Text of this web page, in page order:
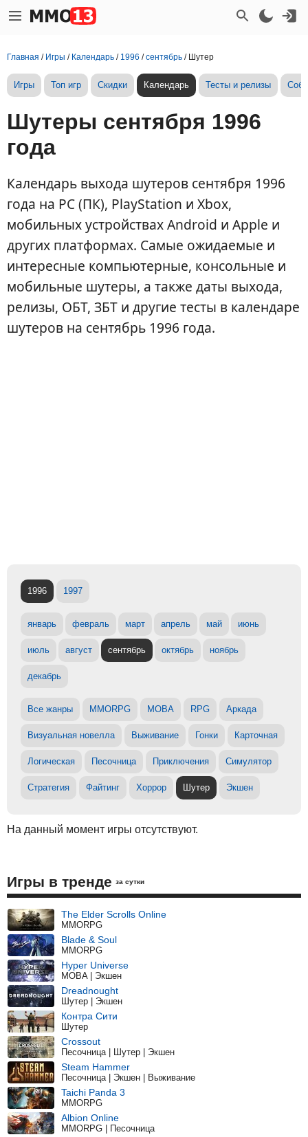
Главная / Игры / Календарь / 1996 /сентябрь / Шутер
Игры Топ игр Скидки Календарь Тесты и релизы
Шутеры сентября 1996
года
Календарь выхода шутеров сентября 1996
года на PC (ПК), PlayStation и Xbox,
мобильных устройствах Android и Apple и
других платформах. Самые ожидаемые и
интересные компьютерные, консольные и
мобильные шутеры, а также даты выхода,
релизы, ОБТ, ЗБТ и другие тесты в календаре
шутеров на сентябрь 1996 года.
1996 1997
январь февраль март апрель май июнь
июль август сентябрь октябрь ноябрь
декабрь
Все жанры MMORPG MOBA RPG Аркада
Визуальная новелла Выживание Гонки Карточная
Логическая Песочница Приключения Симулятор
Стратегия Файтинг Хоррор Шутер Экшен
На данный момент игры отсутствуют.
Игры в тренде за сутки
The Elder Scrolls Online
MMORPG
Blade & Soul
MMORPG
Hyper Universe
MOBA | Экшен
Dreadnought
Шутер | Экшен
Контра Сити
Шутер
Crossout
Песочница | Шутер | Экшен
Steam Hammer
Песочница | Экшен | Выживание
Taichi Panda 3
MMORPG
Albion Online
MMORPG | Песочница